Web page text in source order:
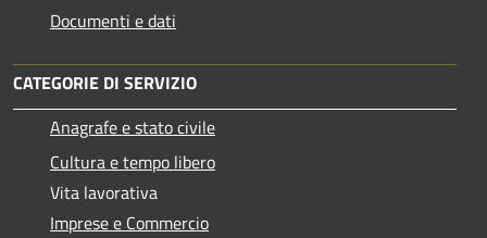
Documenti e dati
CATEGORIE DI SERVIZIO
Anagrafe e stato civile
Cultura e tempo libero
Vita lavorativa
Imprese e Commercio